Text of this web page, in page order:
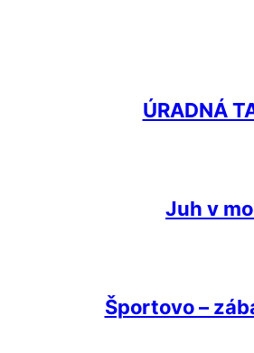
ÚRADNÁ
Juh v
Športovo –